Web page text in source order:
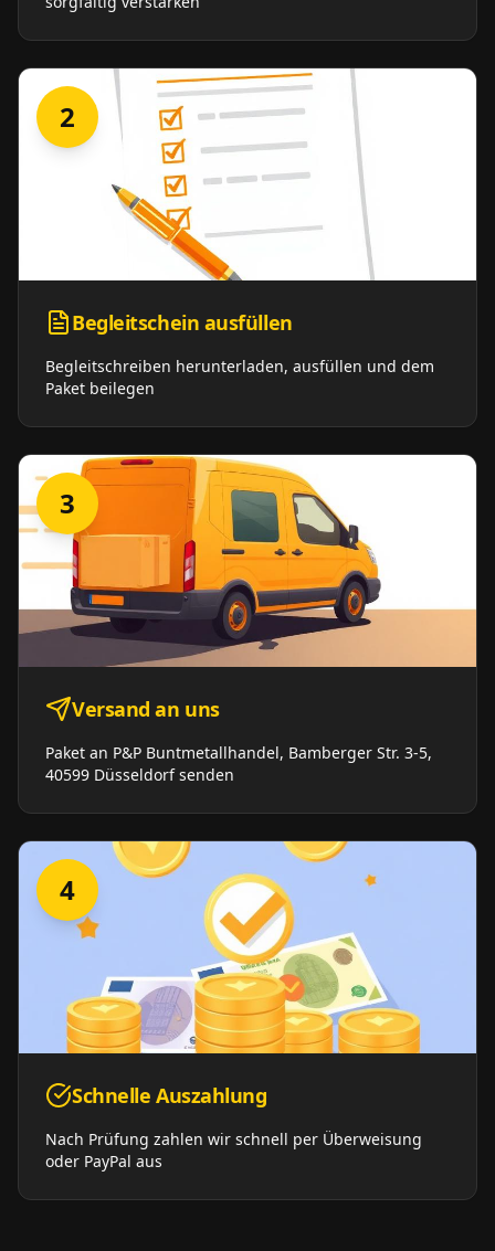
2
Begleitschein ausfüllen
Begleitschreiben herunterladen, ausfüllen und dem
Paket beilegen
3
Versand an uns
Paket an P&P Buntmetallhandel, Bamberger Str. 3-5,
40599 Düsseldorf senden
4
Schnelle Auszahlung
Nach Prüfung zahlen wir schnell per Überweisung
oder PayPal aus